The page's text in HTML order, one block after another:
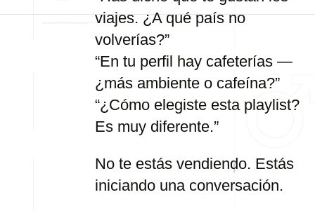
viajes. ¿A qué país no
volverías?”
“En tu perfil hay cafeterías —
¿más ambiente o cafeína?”
“¿Cómo elegiste esta playlist?
Es muy diferente.”
No te estás vendiendo. Estás
iniciando una conversación.